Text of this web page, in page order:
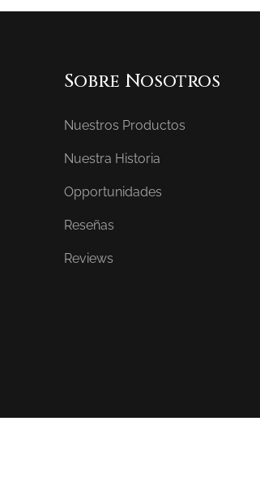
Sobre Nosotros
Nuestros Productos
Nuestra Historia
Opportunidades
Reseñas
Reviews